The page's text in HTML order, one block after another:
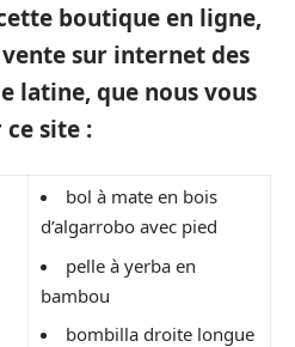
boutique en ligne,
sur internet des
latine, que nous vous
site :
bol à mate en bois
d’algarrobo avec pied
pelle à yerba en
bambou
bombilla droite longue